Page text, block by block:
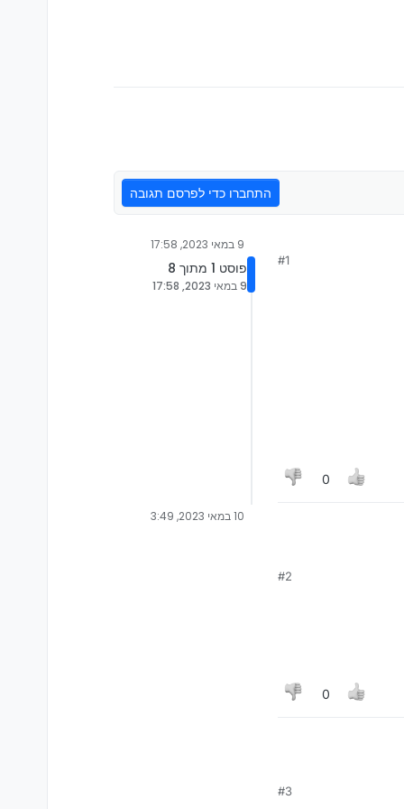
התחברו כדי לפרסם תגובה
#1
0
#2
0
#3
9 במאי 2023, 17:58
פוסט 1 מתוך 8
9 במאי 2023, 17:58
10 במאי 2023, 3:49